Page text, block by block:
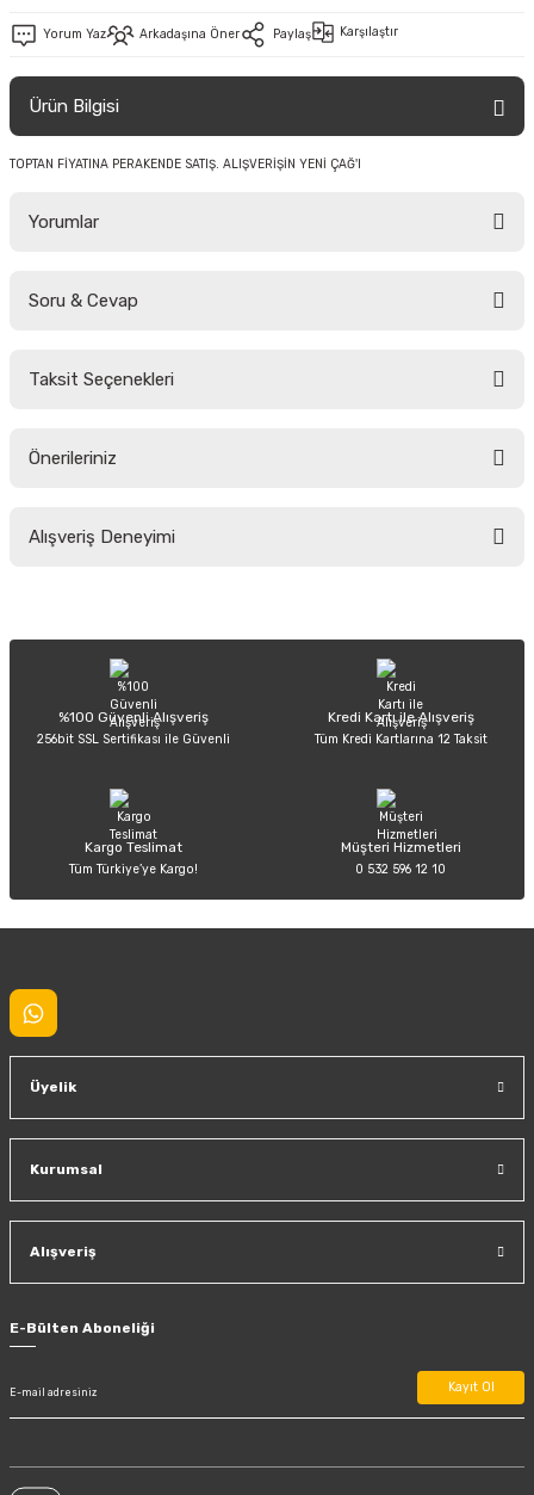
Yorum Yaz Arkadaşına Öner Paylaş Karşılaştır
Ürün Bilgisi
TOPTAN FİYATINA PERAKENDE SATIŞ. ALIŞVERİŞİN YENİ ÇAĞ'I
Yorumlar
Soru & Cevap
Taksit Seçenekleri
Önerileriniz
yetersiz gördüğünüz noktaları öneri formunu kullanarak tarafımıza
Ürün açıklamasında eksik bilgiler bulunuyor.
Ürün bilgilerinde hatalar bulunuyor.
Ürün fiyatı diğer sitelerden daha pahalı.
Alışveriş Deneyimi
Sitemize ilk yorumu siz yapın!
%100 Güvenli Alışveriş
256bit SSL Sertifikası ile Güvenli
Kredi Kartı ile Alışveriş
Tüm Kredi Kartlarına 12 Taksit
Kargo Teslimat
Tüm Türkiye’ye Kargo!
Müşteri Hizmetleri
0 532 596 12 10
Üyelik
Kurumsal
Alışveriş
E-Bülten Aboneliği
Kayıt Ol